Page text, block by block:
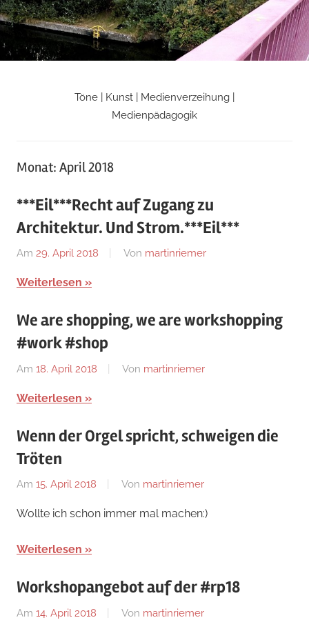
Zum
Inhalt
springen
Martin
Blog
Töne | Kunst | Medienverzeihung |
Medienpädagogik
Monat: April 2018
***Eil***Recht auf Zugang zu
Architektur. Und Strom.***Eil***
Am 29. April 2018 Von martinriemer
Weiterlesen
We are shopping, we are workshopping
#work #shop
Am 18. April 2018 Von martinriemer
Weiterlesen
Wenn der Orgel spricht, schweigen die
Tröten
Am 15. April 2018 Von martinriemer
Wollte ich schon immer mal machen:)
Weiterlesen
Workshopangebot auf der #rp18
Am 14. April 2018 Von martinriemer